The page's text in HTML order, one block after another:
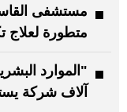
مستشفى
متطورة لعلاج
آلاف شركة